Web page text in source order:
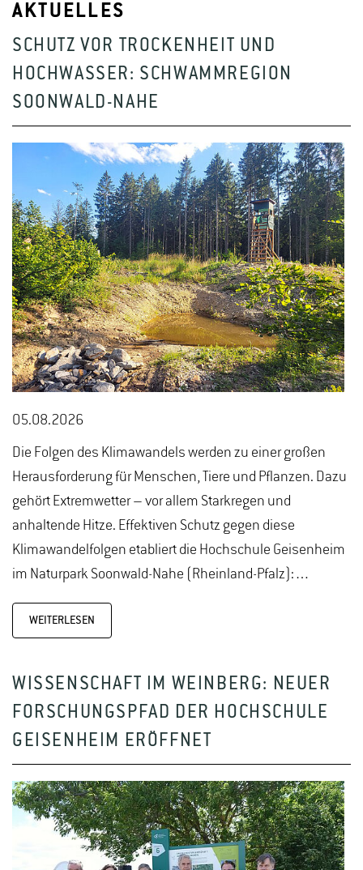
AKTUELLES
SCHUTZ VOR TROCKENHEIT UND
HOCHWASSER: SCHWAMMREGION
SOONWALD-NAHE
05.08.2026
Die Folgen des Klimawandels werden zu einer großen
Herausforderung für Menschen, Tiere und Pflanzen. Dazu
gehört Extremwetter – vor allem Starkregen und
anhaltende Hitze. Effektiven Schutz gegen diese
Klimawandelfolgen etabliert die Hochschule Geisenheim
im Naturpark Soonwald-Nahe (Rheinland-Pfalz):…
WEITERLESEN
WISSENSCHAFT IM WEINBERG: NEUER
FORSCHUNGSPFAD DER HOCHSCHULE
GEISENHEIM ERÖFFNET